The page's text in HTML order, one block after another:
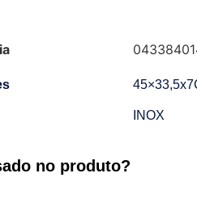
INOX
no produto?